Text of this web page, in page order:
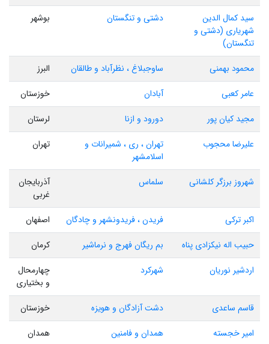
سید کمال الدین
شهریاری (دشتی و
تنگستان)
دشتی و تنگستان بوشهر
محمود بهمنی ساوجبلاغ ، نظرآباد و طالقان
البرز
عامر کعبی
آبادان
خوزستان
مجید کیان پور
دورود و ازنا
لرستان
علیرضا محجوب
تهران ، ری ، شمیرانات و
اسلامشهر
تهران
شهروز برزگر کلشانی سلماس
آذربایجان
غربی
اکبر ترکی
فریدن ، فریدونشهر و چادگان
اصفهان
حبیب اله نیکزادی پناه
بم ریگان فهرج و نرماشیر
کرمان
اردشیر نوریان
شهرکرد
چهارمحال
و بختیاری
قاسم ساعدی
دشت آزادگان و هویزه
خوزستان
امیر خجسته
همدان و فامنین
همدان